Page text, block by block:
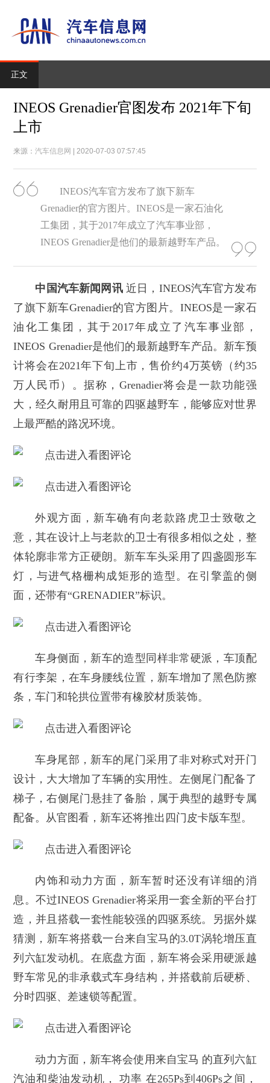
正文
INEOS Grenadier官图发布 2021年下旬
上市
来源：汽车信息网 | 2020-07-03 07:57:45
INEOS汽车官方发布了旗下新车
Grenadier的官方图片。INEOS是一家石油化
工集团，其于2017年成立了汽车事业部，
INEOS Grenadier是他们的最新越野车产品。
中国汽车新闻网讯 近日，INEOS汽车官方发布
了旗下新车Grenadier的官方图片。INEOS是一家石
油化工集团，其于2017年成立了汽车事业部，
INEOS Grenadier是他们的最新越野车产品。新车预
计将会在2021年下旬上市，售价约4万英镑（约35
万人民币）。据称，Grenadier将会是一款功能强
大，经久耐用且可靠的四驱越野车，能够应对世界
上最严酷的路况环境。
外观方面，新车确有向老款路虎卫士致敬之
意，其在设计上与老款的卫士有很多相似之处，整
体轮廓非常方正硬朗。新车车头采用了四盏圆形车
灯，与进气格栅构成矩形的造型。在引擎盖的侧
面，还带有“GRENADIER”标识。
车身侧面，新车的造型同样非常硬派，车顶配
有行李架，在车身腰线位置，新车增加了黑色防擦
条，车门和轮拱位置带有橡胶材质装饰。
车身尾部，新车的尾门采用了非对称式对开门
设计，大大增加了车辆的实用性。左侧尾门配备了
梯子，右侧尾门悬挂了备胎，属于典型的越野专属
配备。从官图看，新车还将推出四门皮卡版车型。
内饰和动力方面，新车暂时还没有详细的消
息。不过INEOS Grenadier将采用一套全新的平台打
造，并且搭载一套性能较强的四驱系统。另据外媒
猜测，新车将搭载一台来自宝马的3.0T涡轮增压直
列六缸发动机。在底盘方面，新车将会采用硬派越
野车常见的非承载式车身结构，并搭载前后硬桥、
分时四驱、差速锁等配置。
动力方面，新车将会使用来自宝马 的直列六缸
汽油和柴油发动机， 功率 在265Ps到406Ps之间，